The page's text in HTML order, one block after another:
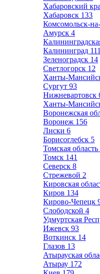
Хабаровский
Хабаровск 133
Комсомольск-
Амурск 4
Калининград 111
Зеленоградск 14
Светлогорск 12
Ханты-
Сургут 93
Нижневартовск
Ханты-
Воронежская
Воронеж 156
Лиски 6
Борисоглебск 5
Томская область
Томск 141
Северск 8
Стрежевой 2
Кировская
Киров 134
Кирово-Чепецк
Слободской 4
Удмуртская
Ижевск 93
Воткинск 14
Глазов 13
Атырауская
Атырау 172